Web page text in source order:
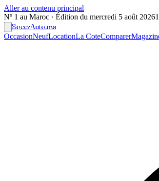
Aller au contenu principal
Nº 1 au Maroc · Édition du mercredi 5 août 2026
SoeezAuto.ma
OccasionNeufLocationLa CoteComparer